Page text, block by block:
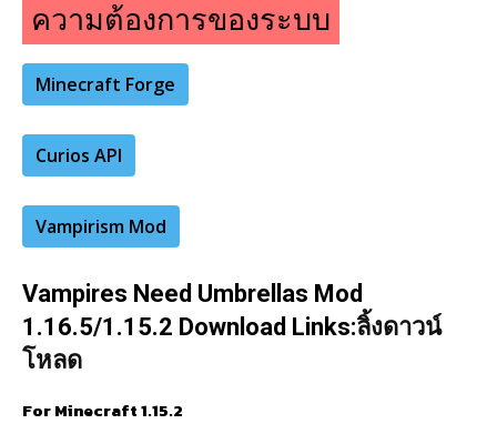
ความต้องการของระบบ
Minecraft Forge
Curios API
Vampirism Mod
Vampires Need Umbrellas Mod
1.16.5/1.15.2 Download Links:ลิ้งดาวน์
โหลด
For Minecraft 1.15.2